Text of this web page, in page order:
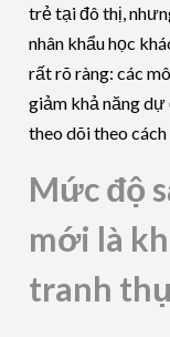
trẻ tại đô thị,
nhân khẩu học
rất rõ ràng: các
giảm khả năng dự
theo dõi theo
Mức độ
mới là
tranh